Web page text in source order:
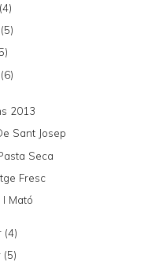
(4)
(5)
(6)
2013
Sant Josep
Seca
Fresc
Mató
(4)
(5)